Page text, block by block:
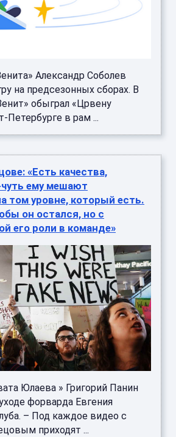
Александр Соболев
на предсезонных сборах. В
обыграл «Црвену
Петербурге в рам ...
«Есть качества,
ему мешают
том уровне, который есть.
он остался, но с
его роли в команде»
Юлаева » Григорий Панин
форварда Евгения
– Под каждое видео с
приходят ...